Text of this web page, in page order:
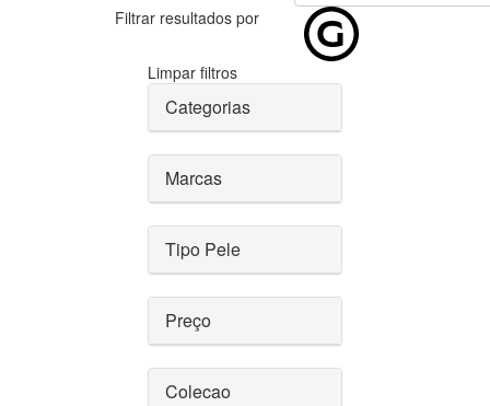
Filtrar resultados por
Limpar filtros
Categorias
Marcas
Tipo Pele
Preço
Colecao